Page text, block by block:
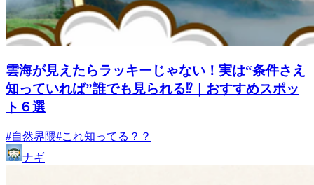
雲海が見えたらラッキーじゃない！実は“条件さえ
知っていれば”誰でも見られる⁉｜おすすめスポッ
ト６選
#自然界隈#これ知ってる？？
ナギ